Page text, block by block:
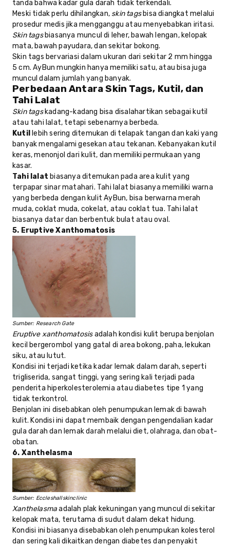
tanda bahwa kadar gula darah tidak terkendali.
Meski tidak perlu dihilangkan, skin tagsbisa diangkat melalui
prosedur medis jika mengganggu atau menyebabkan iritasi.
Skin tagsbiasanya muncul di leher, bawah lengan, kelopak
mata, bawah payudara, dan sekitar bokong.
Skin tags bervariasi dalam ukuran dari sekitar 2 mm hingga
5 cm. AyBun mungkin hanya memiliki satu, atau bisa juga
muncul dalam jumlah yang banyak.
Perbedaan Antara Skin Tags, Kutil, dan
Tahi Lalat
Skin tagskadang-kadang bisa disalahartikan sebagai kutil
atau tahi lalat, tetapi sebenarnya berbeda.
Kutil lebih sering ditemukan di telapak tangan dan kaki yang
banyak mengalami gesekan atau tekanan. Kebanyakan kutil
keras, menonjol dari kulit, dan memiliki permukaan yang
kasar.
Tahi lalat biasanya ditemukan pada area kulit yang
terpapar sinar matahari. Tahi lalat biasanya memiliki warna
yang berbeda dengan kulit AyBun, bisa berwarna merah
muda, coklat muda, cokelat, atau coklat tua. Tahi lalat
biasanya datar dan berbentuk bulat atau oval.
5. Eruptive Xanthomatosis
Sumber: Research Gate
Eruptive xanthomatosisadalah kondisi kulit berupa benjolan
kecil bergerombol yang gatal di area bokong, paha, lekukan
siku, atau lutut.
Kondisi ini terjadi ketika kadar lemak dalam darah, seperti
trigliserida, sangat tinggi, yang sering kali terjadi pada
penderita hiperkolesterolemia atau diabetes tipe 1 yang
tidak terkontrol.
Benjolan ini disebabkan oleh penumpukan lemak di bawah
kulit. Kondisi ini dapat membaik dengan pengendalian kadar
gula darah dan lemak darah melalui diet, olahraga, dan obat-
obatan.
6. Xanthelasma
Sumber: Eccleshallskinclinic
Xanthelasmaadalah plak kekuningan yang muncul di sekitar
kelopak mata, terutama di sudut dalam dekat hidung.
Kondisi ini biasanya disebabkan oleh penumpukan kolesterol
dan sering kali dikaitkan dengan diabetes dan penyakit